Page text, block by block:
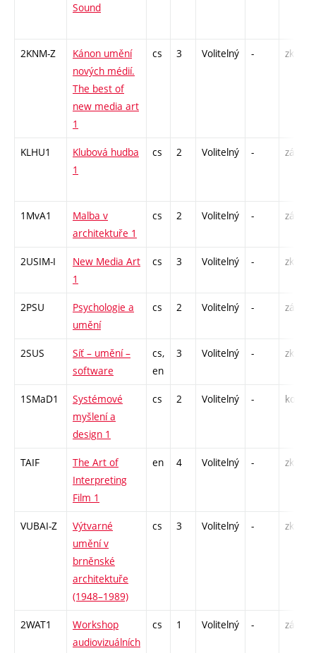
Sound
2KNM-Z
Kánon umění
nových médií.
The best of
new media art
1
cs 3 Volitelný - zk
KLHU1
Klubová hudba
1
cs 2 Volitelný - zá
1MvA1
Malba v
architektuře 1
cs 2 Volitelný - zá
2USIM-I
New Media Art
1
cs 3 Volitelný - zk
2PSU
Psychologie a
umění
cs 2 Volitelný - zá
2SUS
Síť – umění –
software
cs,
en
3 Volitelný - zk
1SMaD1
Systémové
myšlení a
design 1
cs 2 Volitelný - kol
TAIF
The Art of
Interpreting
Film 1
en 4 Volitelný - zk
VUBAI-Z
Výtvarné
umění v
brněnské
architektuře
(1948–1989)
cs 3 Volitelný - zk
2WAT1
Workshop
audiovizuálních
cs 1 Volitelný - zá